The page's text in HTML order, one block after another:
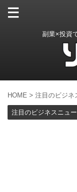
副業×投資
HOME > 注目のビジネ
注目のビジネスニュ